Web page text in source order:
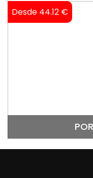
Desde 44.12 €